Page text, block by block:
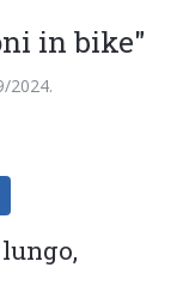
in bike"
2024.